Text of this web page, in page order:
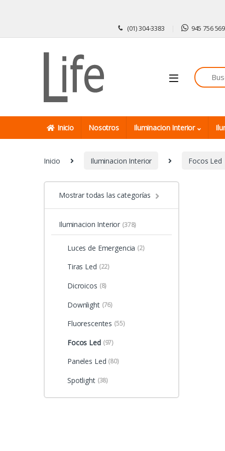
(01) 304-3383 945 756 569
Inicio Nosotros Iluminacion Interior
Inicio Iluminacion Interior Focos Led
Mostrar todas las categorías
Iluminacion Interior (378)
Luces de Emergencia (2)
Tiras Led (22)
Dicroicos (8)
Downlight (76)
Fluorescentes (55)
Focos Led (97)
Paneles Led (80)
Spotlight (38)